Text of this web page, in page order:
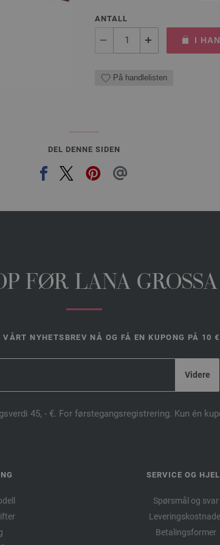
ANTALL
I
På handlelisten
DEL DENNE SIDEN
FØR LANA
VÅRT NYHETSBREV NÅ OG FÅ EN KUPONG PÅ 10
45, - €. For førstegangsregistrering. Kun én
SERVICE OG
Spørsmål og svar
Betalingsformer